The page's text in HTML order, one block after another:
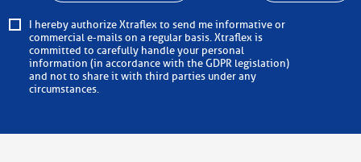
I hereby authorize Xtraflex to send me informative or
commercial e-mails on a regular basis. Xtraflex is
committed to carefully handle your personal
information (in accordance with the GDPR legislation)
and not to share it with third parties under any
circumstances.